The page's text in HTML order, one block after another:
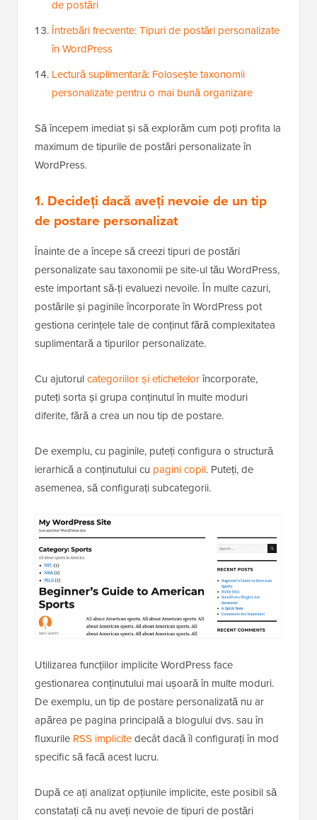
de postări
Întrebări frecvente: Tipuri de postări personalizate
în WordPress
Lectură suplimentară: Folosește taxonomii
personalizate pentru o mai bună organizare
Să începem imediat și să explorăm cum poți profita la
maximum de tipurile de postări personalizate în
WordPress.
1. Decideți dacă aveți nevoie de un tip
de postare personalizat
Înainte de a începe să creezi tipuri de postări
personalizate sau taxonomii pe site-ul tău WordPress,
este important să-ți evaluezi nevoile. În multe cazuri,
postările și paginile încorporate în WordPress pot
gestiona cerințele tale de conținut fără complexitatea
suplimentară a tipurilor personalizate.
Cu ajutorulcategoriilor și etichetelorîncorporate,
puteți sorta și grupa conținutul în multe moduri
diferite, fără a crea un nou tip de postare.
De exemplu, cu paginile, puteți configura o structură
ierarhică a conținutului cu pagini copil. Puteți, de
asemenea, să configurați subcategorii.
Utilizarea funcțiilor implicite WordPress face
gestionarea conținutului mai ușoară în multe moduri.
De exemplu, un tip de postare personalizată nu ar
apărea pe pagina principală a blogului dvs. sau în
fluxurile RSS implicitedecât dacă îl configurați în mod
specific să facă acest lucru.
După ce ați analizat opțiunile implicite, este posibil să
constatați că nu aveți nevoie de tipuri de postări